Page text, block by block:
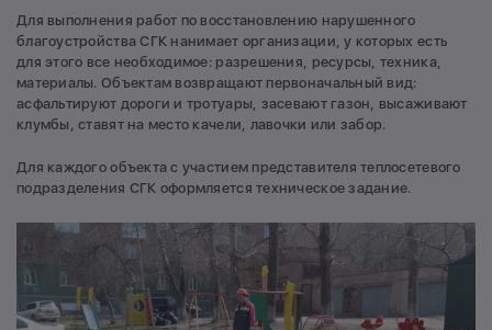
Для выполнения работ по восстановлению нарушенного
благоустройства СГК нанимает организации, у которых есть
для этого все необходимое: разрешения, ресурсы, техника,
материалы. Объектам возвращают первоначальный вид:
асфальтируют дороги и тротуары, засевают газон, высаживают
клумбы, ставят на место качели, лавочки или забор.
Для каждого объекта с участием представителя теплосетевого
подразделения СГК оформляется техническое задание.